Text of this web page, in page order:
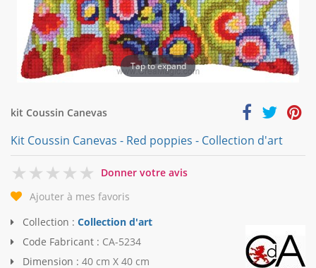
Tap to expand
kit Coussin Canevas
Kit Coussin Canevas - Red poppies - Collection d'art
0
Donner votre avis
Ajouter à mes favoris
Collection : Collection d'art
Code Fabricant : CA-5234
Dimension : 40 cm X 40 cm